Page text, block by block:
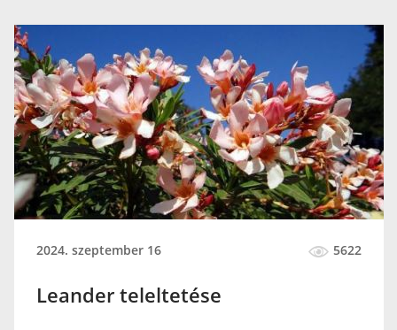
2024. szeptember 16 5622
Leander teleltetése